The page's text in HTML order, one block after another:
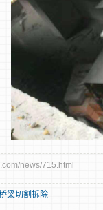
news/715.html
梁切割拆除